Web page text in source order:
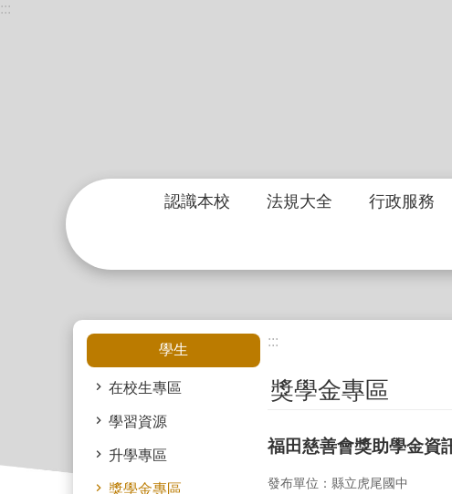
跳到主要內容區塊
:::
認識本校 法規大全 行政服務
:::
學生
在校生專區
學習資源
升學專區
獎學金專區
:::
獎學金專區
福田慈善會獎助學金資
發布單位：縣立虎尾國中